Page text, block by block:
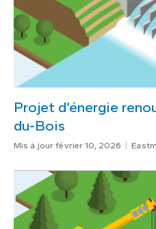
Projet d’énergie
du-Bois
Mis à jour février 10, 2026